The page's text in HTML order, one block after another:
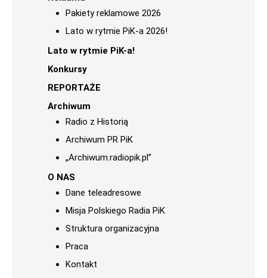
Pakiety reklamowe 2026
Lato w rytmie PiK-a 2026!
Lato w rytmie PiK-a!
Konkursy
REPORTAŻE
Archiwum
Radio z Historią
Archiwum PR PiK
„Archiwum.radiopik.pl”
O NAS
Dane teleadresowe
Misja Polskiego Radia PiK
Struktura organizacyjna
Praca
Kontakt